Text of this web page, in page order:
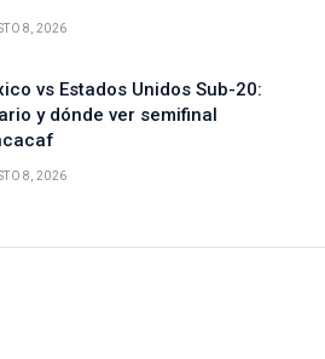
8, 2026
vs Estados Unidos Sub-20:
y dónde ver semifinal
8, 2026